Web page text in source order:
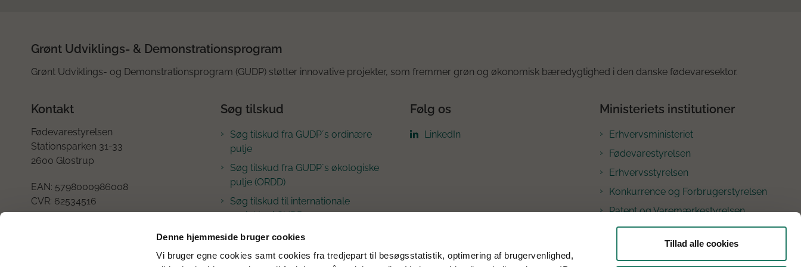
Denne hjemmeside bruger cookies
Vi bruger egne cookies samt cookies fra tredjepart til besøgsstatistik, optimering af brugervenlighed,
Tillad alle cookies
Grønt Udviklings- & Demonstrationsprogram
Grønt Udviklings- og Demonstrationsprogram (GUDP) støtter innovative projekter, som fremmer grøn og økonomisk bæredygtighed i den danske fødevaresektor.
Kontakt
Fødevarestyrelsen
Stationsparken 31-33
2600 Glostrup
EAN: 5798000986008
CVR: 62534516
Søg tilskud
Søg tilskud fra GUDP´s ordinære
pulje
Søg tilskud fra GUDP´s økologiske
pulje (ORDD)
Søg tilskud til internationale
projekter i GUDP
Følg os
LinkedIn
Ministeriets institutioner
Erhvervsministeriet
Fødevarestyrelsen
Erhvervsstyrelsen
Konkurrence og Forbrugerstyrelsen
Patent og Varemærkestyrelsen
Nævnenes Hus
Søfartsstyrelsen